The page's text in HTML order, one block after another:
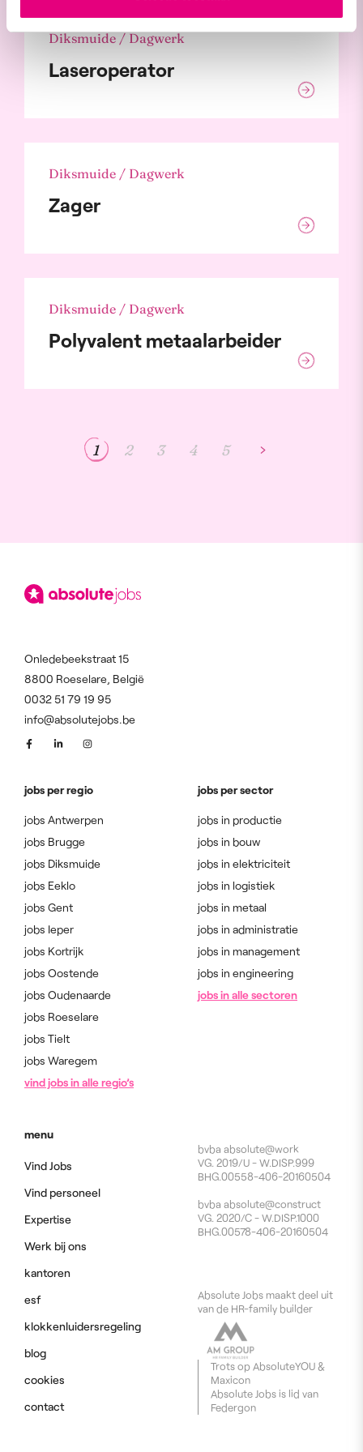
Diksmuide / Dagwerk
Laseroperator
Diksmuide / Dagwerk
Zager
Diksmuide / Dagwerk
Polyvalent metaalarbeider
1 2 3 4 5
Onledebeekstraat 15
8800 Roeselare, België
0032 51 79 19 95
info@absolutejobs.be
menu
Vind Jobs
Vind personeel
Expertise
Werk bij ons
kantoren
esf
klokkenluidersregeling
blog
cookies
contact
jobs per regio
jobs Antwerpen
jobs Brugge
jobs Diksmuide
jobs Eeklo
jobs Gent
jobs Ieper
jobs Kortrijk
jobs Oostende
jobs Oudenaarde
jobs Roeselare
jobs Tielt
jobs Waregem
vind jobs in alle regio’s
jobs per sector
jobs in productie
jobs in bouw
jobs in elektriciteit
jobs in logistiek
jobs in metaal
jobs in administratie
jobs in management
jobs in engineering
jobs in alle sectoren
Absolute Jobs maakt deel uit
van de HR-family builder
Trots op AbsoluteYOU&
Maxicon
Absolute Jobs is lid van
Federgon
bvba absolute@work
VG. 2019/U - W.DISP.999
BHG.00558-406-20160504
bvba absolute@construct
VG. 2020/C - W.DISP.1000
BHG.00578-406-20160504